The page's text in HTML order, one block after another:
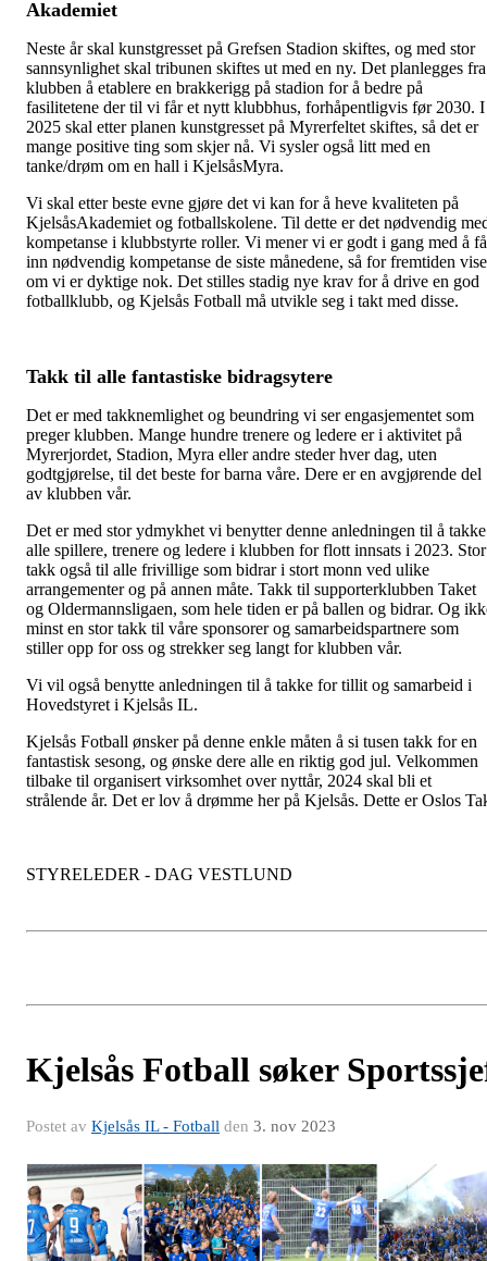
Akademiet
Neste år skal kunstgresset på Grefsen Stadion skiftes, og med stor
sannsynlighet skal tribunen skiftes ut med en ny. Det planlegges fra
klubben å etablere en brakkerigg på stadion for å bedre på
fasilitetene der til vi får et nytt klubbhus, forhåpentligvis før 2030. I
2025 skal etter planen kunstgresset på Myrerfeltet skiftes, så det er
mange positive ting som skjer nå. Vi sysler også litt med en
tanke/drøm om en hall i KjelsåsMyra.
Vi skal etter beste evne gjøre det vi kan for å heve kvaliteten på
KjelsåsAkademiet og fotballskolene. Til dette er det nødvendig
kompetanse i klubbstyrte roller. Vi mener vi er godt i gang med å få
inn nødvendig kompetanse de siste månedene, så for fremtiden vise
om vi er dyktige nok. Det stilles stadig nye krav for å drive en god
fotballklubb, og Kjelsås Fotball må utvikle seg i takt med disse.
Takk til alle fantastiske bidragsytere
Det er med takknemlighet og beundring vi ser engasjementet som
preger klubben. Mange hundre trenere og ledere er i aktivitet på
Myrerjordet, Stadion, Myra eller andre steder hver dag, uten
godtgjørelse, til det beste for barna våre. Dere er en avgjørende del
av klubben vår.
Det er med stor ydmykhet vi benytter denne anledningen til å takke
alle spillere, trenere og ledere i klubben for flott innsats i 2023. Stor
takk også til alle frivillige som bidrar i stort monn ved ulike
arrangementer og på annen måte. Takk til supporterklubben Taket
og Oldermannsligaen, som hele tiden er på ballen og bidrar. Og
minst en stor takk til våre sponsorer og samarbeidspartnere som
stiller opp for oss og strekker seg langt for klubben vår.
Vi vil også benytte anledningen til å takke for tillit og samarbeid i
Hovedstyret i Kjelsås IL.
Kjelsås Fotball ønsker på denne enkle måten å si tusen takk for en
fantastisk sesong, og ønske dere alle en riktig god jul. Velkommen
tilbake til organisert virksomhet over nyttår, 2024 skal bli et
strålende år. Det er lov å drømme her på Kjelsås. Dette er Oslos
STYRELEDER - DAG VESTLUND
Kjelsås Fotball søker
Postet av Kjelsås IL - Fotball den 3. nov 2023